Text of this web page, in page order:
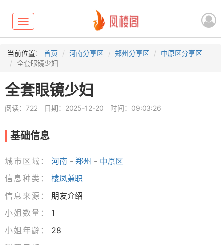
Toggle
navigation
当前位置： 首页 河南分享区 郑州分享区
中原区分享区
全套眼镜少妇
全套眼镜少妇
阅读：722 日期：2025-12-20 时间：09:03:26
基础信息
城市区域： 河南 - 郑州 - 中原区
信息种类：
楼凤兼职
信息来源：
朋友介绍
小姐数量：
1
小姐年龄：
28